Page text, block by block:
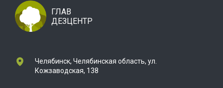
ГЛАВ
ДЕЗЦЕНТР
Челябинск, Челябинская область, ул.
Кожзаводская, 138